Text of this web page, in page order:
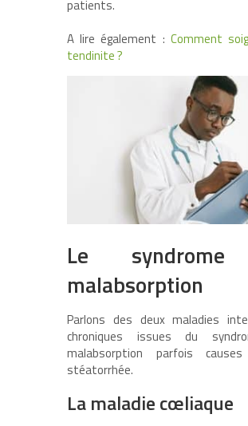
patients.
A lire également : Comment
tendinite ?
Le
malabsorption
Parlons des deux maladies
chroniques issues du
malabsorption parfois
stéatorrhée.
La maladie cœliaque